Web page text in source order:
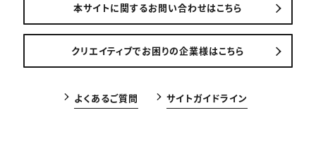
本サイトに関するお問い合わせはこちら
クリエイティブでお困りの企業様はこちら
よくあるご質問 サイトガイドライン